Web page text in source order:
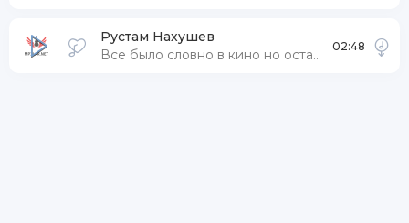
Рустам Нахушев
Все было словно в кино но остались раны
02:48